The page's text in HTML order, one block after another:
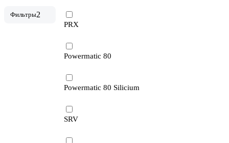
Фильтры2
PRX
Powermatic 80
Powermatic 80 Silicium
SRV